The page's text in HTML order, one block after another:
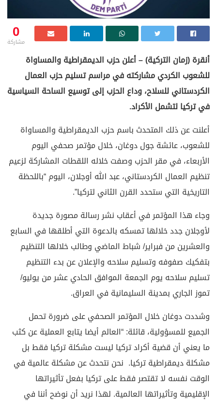
0
مشاركة
أنقرة (زمان التركية) – أعلن حزب الديمقراطية والمساواة
للشعوب الكردي مشاركته في مراسم تسليم حزب العمال
الكردستاني للسلاح، وداع الحزب إلى توسيع الساحة السياسية
في تركيا لتشمل الأكراد.
أعلنت عن ذلك المتحدث باسم حزب الديمقراطية والمساواة
للشعوب، عائشة جول دوغان، خلال مؤتمر صحفي اليوم
الأربعاء، في مقر الحزب وصفت خلاله اللقطات المشاركة لزعيم
تنظيم العمال الكردستاني، عبد الله أوجلان، اليوم “باللحظة
التاريخية التي ستحدد القرن الثاني لتركيا”.
وجاء هذا المؤتمر في أعقاب نشر رسالة مصورة جديدة
لأوجلان جدد خلالها تمسكه بالدعوة التي أطلقها في السابع
والعشرين من فبراير/ شباط الماضي وطالب خلالها التنظيم
بتفكيك صفوفه وتسليم سلاحه والإعلان عن بدء التنظيم
تسليم سلاحه يوم الجمعة الموافق الحادي عشر من يوليو/
تموز الجاري بمدينة السليمانية في العراق.
وشددت دوغان خلال المؤتمر الصحفي على ضرورة تحمل
الجميع للمسؤولية، قائلة: “العالم أيضا يتابع العملية عن كثب
ما يعني أن قضية أكراد تركيا ليست مشكلة تركيا فقط بل
مشكلة ديمقراطية تركيا. نحن نتحدث عن مشكلة عالمية في
الوقت نفسه لا تقتصر فقط على تركيا بفعل تأثيراتها
الإقليمية وتأثيراتها العالمية. لهذا نريد أن نوضح أننا في